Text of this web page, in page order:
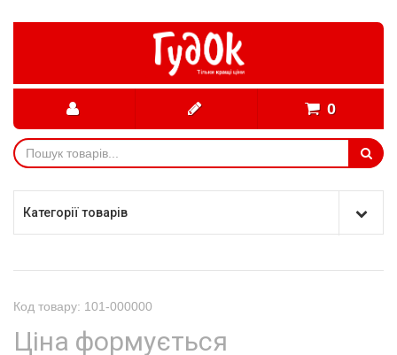
0
Категорії товарів
Код товару: 101-000000
Ціна формується